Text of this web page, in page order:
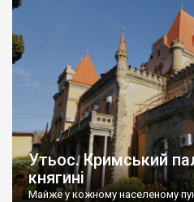
Утьос. Кримський
княгині
Майже у кожному населеному